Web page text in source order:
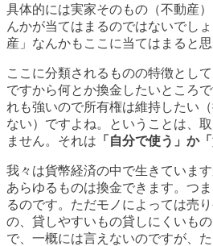
具体的には実家そのもの（不動産
んかが当てはまるのではないでし
産」なんかもここに当てはまると思
ここに分類されるものの特徴とし
ですから何とか換金したいところ
れも強いので所有権は維持したい
ない）ですよね。ということは、
ません。それは 「自分で使う」か
我々は貨幣経済の中で生きていま
あらゆるものは換金できます。つ
るのです。ただモノによっては売
の、貸しやすいもの貸しにくいも
で、一概には言えないのですが、